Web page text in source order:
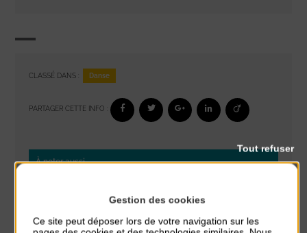
CLASSÉ DANS : Danse
PARTAGER CETTE INFO :
À noter aussi
Place du Général de Gaulle
Gestion des cookies
Ce site peut déposer lors de votre navigation sur les
Tout refuser